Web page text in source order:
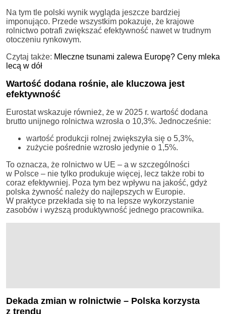
Na tym tle polski wynik wygląda jeszcze bardziej
imponująco. Przede wszystkim pokazuje, że krajowe
rolnictwo potrafi zwiększać efektywność nawet w trudnym
otoczeniu rynkowym.
Czytaj także: Mleczne tsunami zalewa Europę? Ceny mleka
lecą w dół
Wartość dodana rośnie, ale kluczowa jest
efektywność
Eurostat wskazuje również, że w 2025 r. wartość dodana
brutto unijnego rolnictwa wzrosła o 10,3%. Jednocześnie:
wartość produkcji rolnej zwiększyła się o 5,3%,
zużycie pośrednie wzrosło jedynie o 1,5%.
To oznacza, że rolnictwo w UE – a w szczególności
w Polsce – nie tylko produkuje więcej, lecz także robi to
coraz efektywniej. Poza tym bez wpływu na jakość, gdyż
polska żywność należy do najlepszych w Europie.
W praktyce przekłada się to na lepsze wykorzystanie
zasobów i wyższą produktywność jednego pracownika.
Dekada zmian w rolnictwie – Polska korzysta
z trendu